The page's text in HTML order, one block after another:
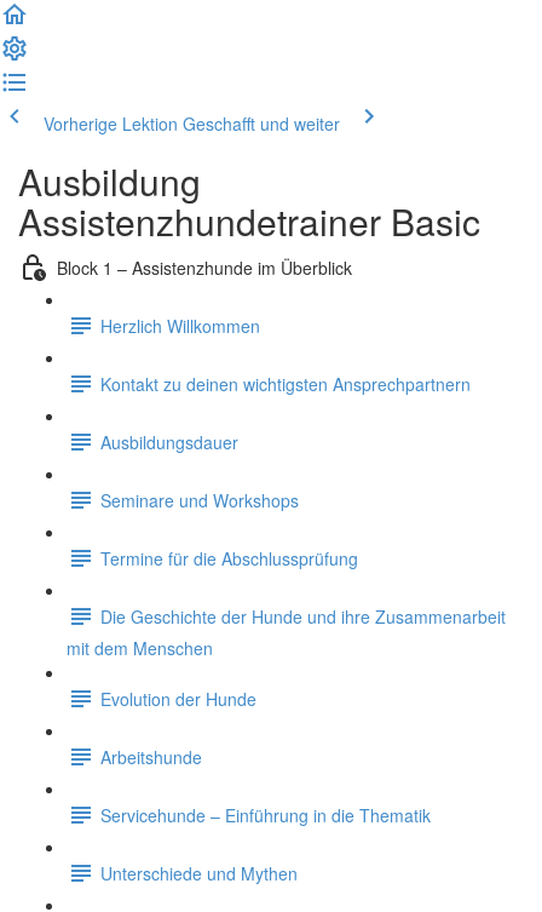
Vorherige Lektion Geschafft und weiter
Ausbildung
Assistenzhundetrainer Basic
Block 1 – Assistenzhunde im Überblick
Herzlich Willkommen
Kontakt zu deinen wichtigsten Ansprechpartnern
Ausbildungsdauer
Seminare und Workshops
Termine für die Abschlussprüfung
Die Geschichte der Hunde und ihre Zusammenarbeit
mit dem Menschen
Evolution der Hunde
Arbeitshunde
Servicehunde – Einführung in die Thematik
Unterschiede und Mythen